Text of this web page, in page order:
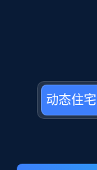
动态住